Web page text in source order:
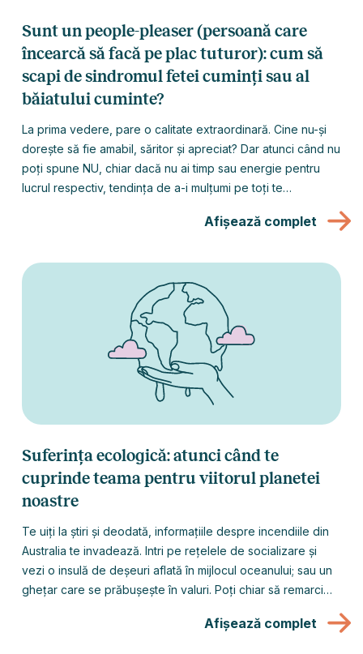
Sunt un people-pleaser (persoană care
încearcă să facă pe plac tuturor): cum să
scapi de sindromul fetei cuminți sau al
băiatului cuminte?
La prima vedere, pare o calitate extraordinară. Cine nu-și
dorește să fie amabil, săritor și apreciat? Dar atunci când nu
poți spune NU, chiar dacă nu ai timp sau energie pentru
lucrul respectiv, tendința de a-i mulțumi pe toți te
afla de la terapeuții noștri de ce nu e nevoie să fii „cea mai
stării tale de bine, fără să-i pierzi pe cei la care ții.
Afișează complet
Suferința ecologică: atunci când te
cuprinde teama pentru viitorul planetei
noastre
Te uiți la știri și deodată, informațiile despre incendiile din
Australia te invadează. Intri pe rețelele de socializare și
vezi o insulă de deșeuri aflată în mijlocul oceanului; sau un
ghețar care se prăbușește în valuri. Poți chiar să remarci
timp real, și deci nu este de mirare că ești speriat/ă de
Afișează complet